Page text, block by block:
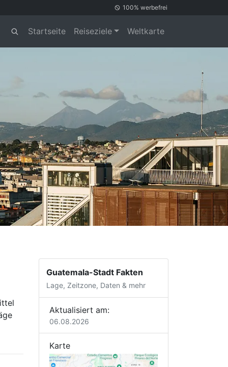
100% werbefrei
Startseite Reiseziele Weltkarte
Guatemala-Stadt Fakten
Lage, Zeitzone, Daten & mehr
Aktualisiert am:
06.08.2026
Karte